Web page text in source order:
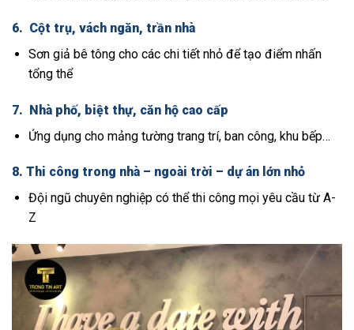
6. Cột trụ, vách ngăn, trần nhà
Sơn giả bê tông cho các chi tiết nhỏ để tạo điểm nhấn
tổng thể
7. Nhà phố, biệt thự, căn hộ cao cấp
Ứng dụng cho mảng tường trang trí, ban công, khu bếp…
8. Thi công trong nhà – ngoài trời – dự án lớn nhỏ
Đội ngũ chuyên nghiệp có thể thi công mọi yêu cầu từ A-
Z